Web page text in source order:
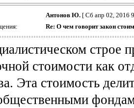
Антонов Ю.[ Сб апр 02, 2016
Re: О чем говорит закон
строе
стоимости как
Эта стоимость